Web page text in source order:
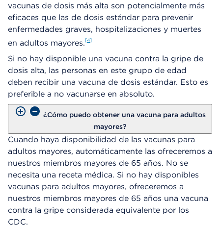
vacunas de dosis más alta son potencialmente más
eficaces que las de dosis estándar para prevenir
enfermedades graves, hospitalizaciones y muertes
en adultos mayores. 4
Si no hay disponible una vacuna contra la gripe de
dosis alta, las personas en este grupo de edad
deben recibir una vacuna de dosis estándar. Esto es
preferible a no vacunarse en absoluto.
¿Cómo puedo obtener una vacuna para adultos
mayores?
Cuando haya disponibilidad de las vacunas para
adultos mayores, automáticamente las ofreceremos a
nuestros miembros mayores de 65 años. No se
necesita una receta médica. Si no hay disponibles
vacunas para adultos mayores, ofreceremos a
nuestros miembros mayores de 65 años una vacuna
contra la gripe considerada equivalente por los
CDC.